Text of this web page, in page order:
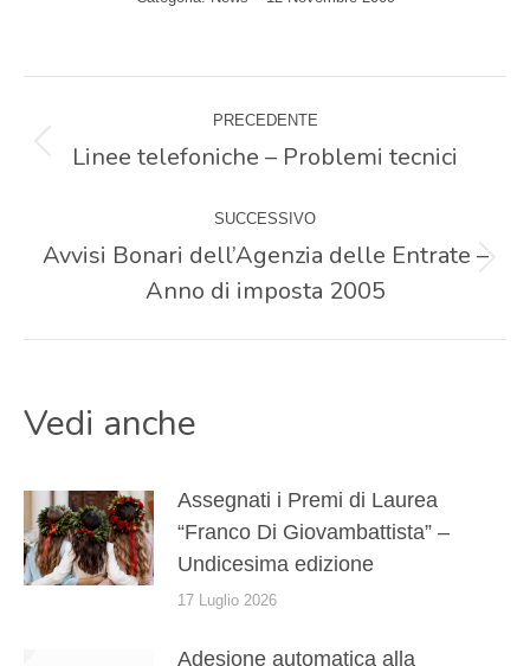
tra
PRECEDENTE
Post
Linee telefoniche – Problemi tecnici
SUCCESSIVO
Prossimo
post:
Avvisi Bonari dell’Agenzia delle Entrate –
Anno di imposta 2005
Vedi anche
Assegnati i Premi di Laurea
“Franco Di Giovambattista” –
Undicesima edizione
17 Luglio 2026
Adesione automatica alla